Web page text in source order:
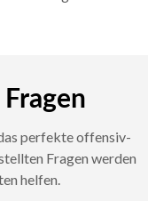
perfekte offensiv-
Fragen werden
helfen.